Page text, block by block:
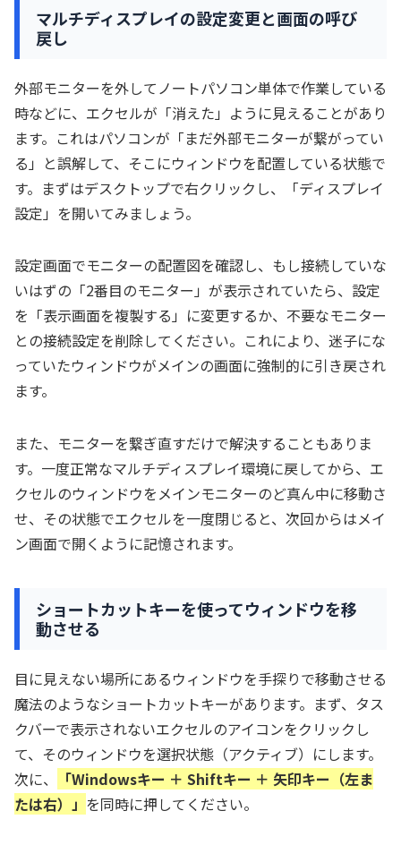
マルチディスプレイの設定変更と画面の呼び
戻し
外部モニターを外してノートパソコン単体で作業している
時などに、エクセルが「消えた」ように見えることがあり
ます。これはパソコンが「まだ外部モニターが繋がってい
る」と誤解して、そこにウィンドウを配置している状態で
す。まずはデスクトップで右クリックし、「ディスプレイ
設定」を開いてみましょう。
設定画面でモニターの配置図を確認し、もし接続していな
いはずの「2番目のモニター」が表示されていたら、設定
を「表示画面を複製する」に変更するか、不要なモニター
との接続設定を削除してください。これにより、迷子にな
っていたウィンドウがメインの画面に強制的に引き戻され
ます。
また、モニターを繋ぎ直すだけで解決することもありま
す。一度正常なマルチディスプレイ環境に戻してから、エ
クセルのウィンドウをメインモニターのど真ん中に移動さ
せ、その状態でエクセルを一度閉じると、次回からはメイ
ン画面で開くように記憶されます。
ショートカットキーを使ってウィンドウを移
動させる
目に見えない場所にあるウィンドウを手探りで移動させる
魔法のようなショートカットキーがあります。まず、タス
クバーで表示されないエクセルのアイコンをクリックし
て、そのウィンドウを選択状態（アクティブ）にします。
次に、
「Windowsキー ＋ Shiftキー ＋ 矢印キー（左ま
たは右）」 を同時に押してください。